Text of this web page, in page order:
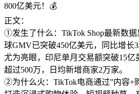
800亿美元！💰
正文：
①发生了什么：TikTok Shop最新数
球GMV已突破450亿美元，同比增长
尤为亮眼，印尼单月交易额突破15
超过500万，日均新增商家2万家。
②为什么火：TikTok电商通过”内容+